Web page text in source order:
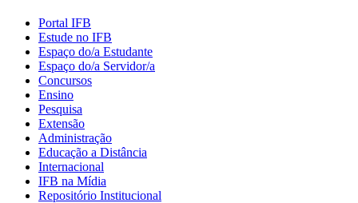
Portal IFB
Estude no IFB
Espaço do/a Estudante
Espaço do/a Servidor/a
Concursos
Ensino
Pesquisa
Extensão
Administração
Educação a Distância
Internacional
IFB na Mídia
Repositório Institucional